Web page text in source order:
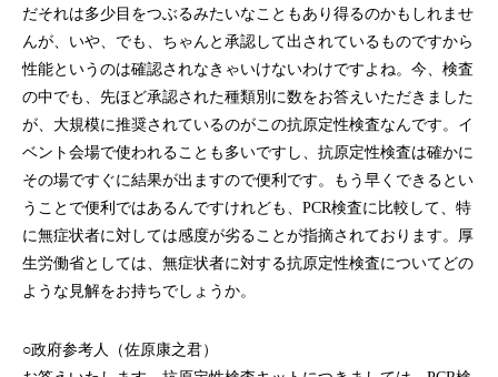
だそれは多少目をつぶるみたいなこともあり得るのかもしれませ
んが、いや、でも、ちゃんと承認して出されているものですから
性能というのは確認されなきゃいけないわけですよね。今、検査
の中でも、先ほど承認された種類別に数をお答えいただきました
が、大規模に推奨されているのがこの抗原定性検査なんです。イ
ベント会場で使われることも多いですし、抗原定性検査は確かに
その場ですぐに結果が出ますので便利です。もう早くできるとい
うことで便利ではあるんですけれども、PCR検査に比較して、特
に無症状者に対しては感度が劣ることが指摘されております。厚
生労働省としては、無症状者に対する抗原定性検査についてどの
ような見解をお持ちでしょうか。
○政府参考人（佐原康之君）